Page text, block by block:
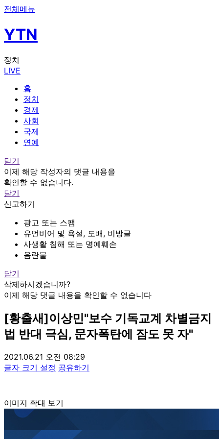
전체메뉴
YTN
정치
LIVE
홈
정치
경제
사회
국제
연예
닫기
이제 해당 작성자의 댓글 내용을
확인할 수 없습니다.
닫기
신고하기
광고 또는 스팸
유언비어 및 욕설, 도배, 비방글
사생활 침해 또는 명예훼손
음란물
닫기
삭제하시겠습니까?
이제 해당 댓글 내용을 확인할 수 없습니다
[황출새]이상민"보수 기독교계 차별금지
법 반대 극심, 문자폭탄에 잠도 못 자"
2021.06.21 오전 08:29
글자 크기 설정 공유하기
이미지 확대 보기